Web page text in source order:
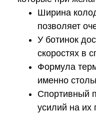
Ширина
позволяет
У ботинок
скоростях в
Формула
именно
Спортивный
усилий на их